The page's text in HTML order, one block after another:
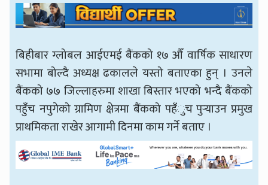
बिहीबार ग्लोबल आईएमई बैंकको १७ ‍‍औँ वार्षिक साधारण
सभामा बोल्दै अध्यक्ष ढकालले यस्तो बताएका हुन् । उनले
बैंकको ७७ जिल्लाहरुमा शाखा बिस्तार भएको भन्दै बैंकको
पहुँच नपुगेको ग्रामिण क्षेत्रमा बैंकको पहँुच पुर्‍याउन प्रमुख
प्राथमिकता राखेर आगामी दिनमा काम गर्ने बताए ।